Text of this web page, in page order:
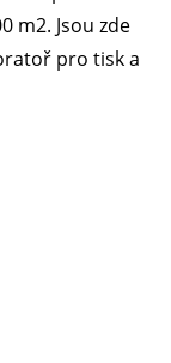
m2. Jsou zde
pro tisk a